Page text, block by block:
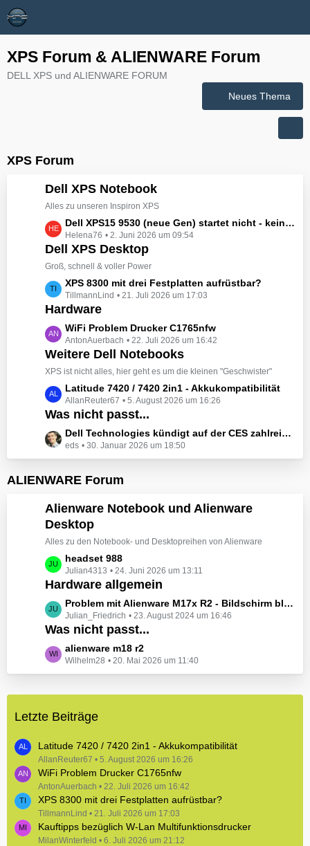
XPS Forum & ALIENWARE Forum
DELL XPS und ALIENWARE FORUM
Neues Thema
XPS Forum
Dell XPS Notebook
Alles zu unseren Inspiron XPS
L
e
t
z
e
B
i
r
ä
g
e
Dell XPS15 9530 (neue Gen) startet nicht - kein booten, kein Licht - nichts tut sich - hat jemand eine Idee wie man ihn zum Leben erwecken könnte?
Helena76 2. Juni 2026 um 09:54
Dell XPS Desktop
Groß, schnell & voller Power
L
e
t
z
t
e
B
i
r
ä
g
XPS 8300 mit drei Festplatten aufrüstbar?
TillmannLind 21. Juli 2026 um 17:03
Hardware
L
e
t
z
e
B
i
ä
e
WiFi Problem Drucker C1765nfw
AntonAuerbach 22. Juli 2026 um 16:42
Weitere Dell Notebooks
XPS ist nicht alles, hier geht es um die kleinen "Geschwister"
L
e
t
z
t
e
e
t
r
ä
g
e
Latitude 7420 / 7420 2in1 - Akkukompatibilität
AllanReuter67 5. August 2026 um 16:26
Was nicht passt...
L
e
t
z
e
B
e
i
t
r
ä
g
e
Dell Technologies kündigt auf der CES zahlreiche Alienware-Neuheiten an
eds 30. Januar 2026 um 18:50
ALIENWARE Forum
Alienware Notebook und Alienware
Desktop
Alles zu den Notebook- und Desktopreihen von Alienware
L
e
t
z
t
e
e
r
g
headset 988
Julian4313 24. Juni 2026 um 13:11
Hardware allgemein
L
e
t
z
t
e
i
ä
g
e
Problem mit Alienware M17x R2 - Bildschirm bleibt schwarz beim Start
Julian_Friedrich 23. August 2024 um 16:46
Was nicht passt...
L
e
t
e
e
i
t
r
ä
g
e
alienware m18 r2
Wilhelm28 20. Mai 2026 um 11:40
Letzte Beiträge
Latitude 7420 / 7420 2in1 - Akkukompatibilität
AllanReuter67 5. August 2026 um 16:26
WiFi Problem Drucker C1765nfw
AntonAuerbach 22. Juli 2026 um 16:42
XPS 8300 mit drei Festplatten aufrüstbar?
TillmannLind 21. Juli 2026 um 17:03
Kauftipps bezüglich W-Lan Multifunktionsdrucker
MilanWinterfeld 6. Juli 2026 um 21:12